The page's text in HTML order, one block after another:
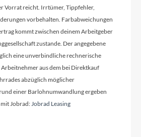
Vorrat reicht. Irrtümer, Tippfehler,
vorbehalten. Farbabweichungen
kommt zwischen deinem Arbeitgeber
zustande. Der angegebene
eine unverbindliche rechnerische
aus dem bei Direktkauf
abzüglich möglicher
einer Barlohnumwandlung ergeben
Jobrad:Jobrad Leasing